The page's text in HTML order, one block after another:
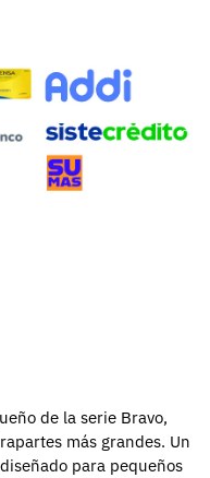
de la serie Bravo,
más grandes. Un
para pequeños